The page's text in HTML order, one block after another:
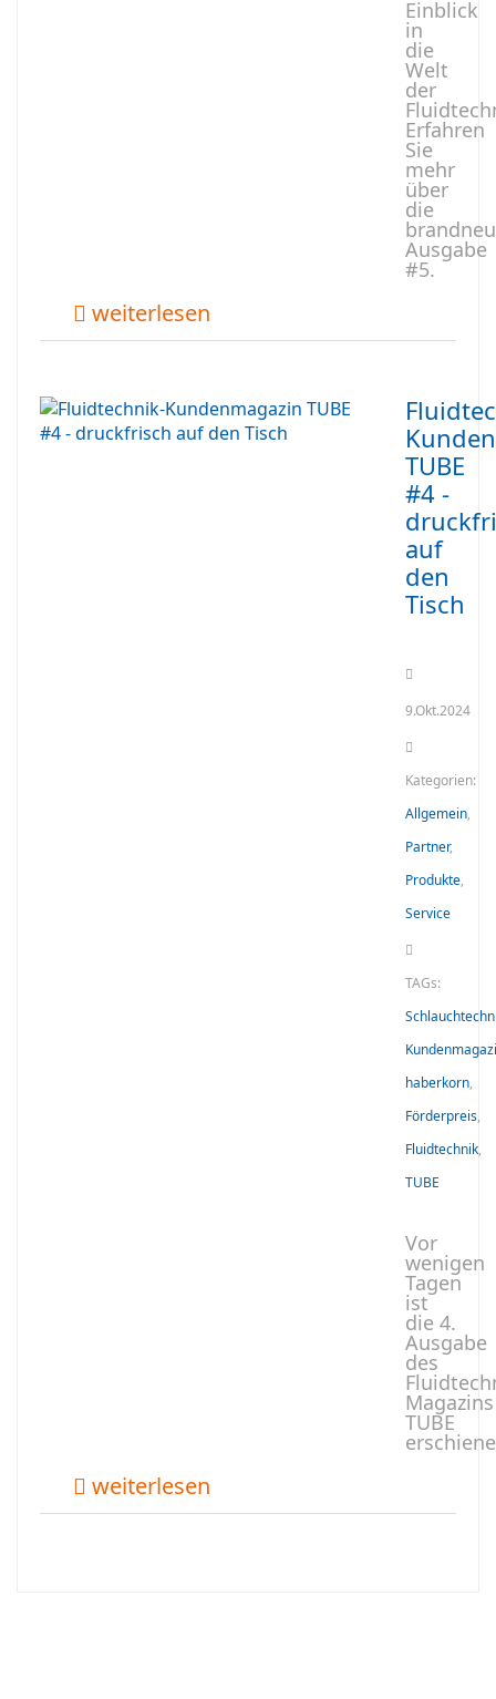
Einblick
in
die
Welt
der
Erfahren
Sie
mehr
über
die
Ausgabe
#5.
weiterlesen
TUBE
#4 -
auf
den
Tisch
9.Okt.2024
Kategorien:
Allgemein,
Partner,
Produkte,
Service
TAGs:
haberkorn,
Förderpreis,
Fluidtechnik,
TUBE
Vor
wenigen
Tagen
ist
die 4.
Ausgabe
des
Magazins
TUBE
weiterlesen